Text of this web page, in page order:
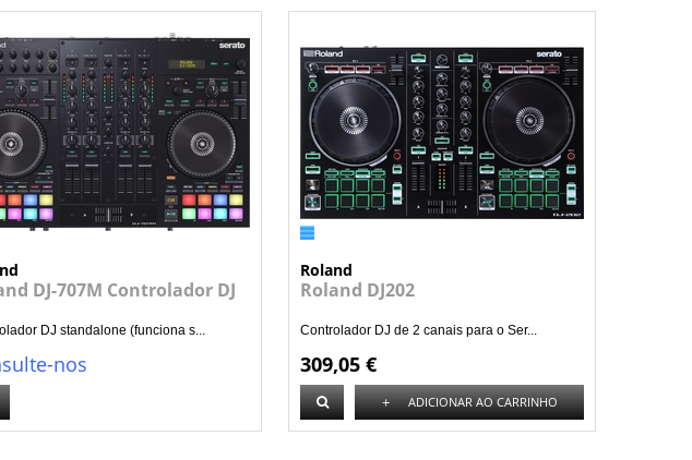
DJ-707M Controlador DJ
DJ standalone (funciona s...
nos
Roland
Roland DJ202
Controlador DJ de 2 canais para o Ser...
309,05 €
+ ADICIONAR AO CARRINHO